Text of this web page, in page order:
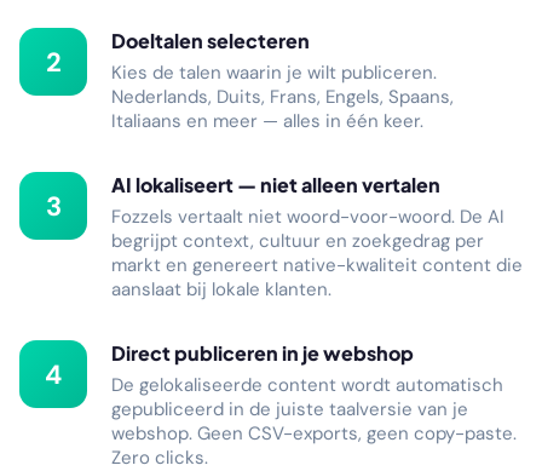
2
Doeltalen selecteren
Kies de talen waarin je wilt publiceren.
Nederlands, Duits, Frans, Engels, Spaans,
Italiaans en meer — alles in één keer.
3
AI lokaliseert — niet alleen vertalen
Fozzels vertaalt niet woord-voor-woord. De AI
begrijpt context, cultuur en zoekgedrag per
markt en genereert native-kwaliteit content die
aanslaat bij lokale klanten.
4
Direct publiceren in je webshop
De gelokaliseerde content wordt automatisch
gepubliceerd in de juiste taalversie van je
webshop. Geen CSV-exports, geen copy-paste.
Zero clicks.